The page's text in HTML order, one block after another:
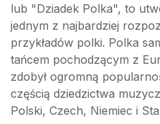
lub "Dziadek Polka", to
jednym z najbardziej
przykładów polki. Polka
tańcem pochodzącym z
zdobył ogromną
częścią dziedzictwa
Polski, Czech, Niemiec i